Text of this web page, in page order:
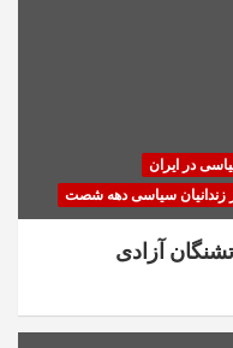
در ایران
زندانیان سیاسی دهه شصت
آزادی